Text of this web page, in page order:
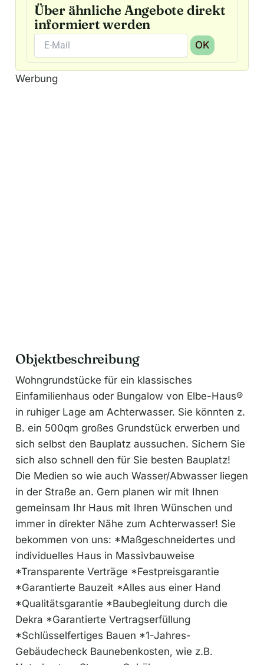
Über ähnliche Angebote direkt
informiert werden
OK
A
l
Werbung
Objektbeschreibung
Wohngrundstücke für ein klassisches
Einfamilienhaus oder Bungalow von Elbe-Haus®
in ruhiger Lage am Achterwasser. Sie könnten z.
B. ein 500qm großes Grundstück erwerben und
sich selbst den Bauplatz aussuchen. Sichern Sie
sich also schnell den für Sie besten Bauplatz!
Die Medien so wie auch Wasser/Abwasser liegen
in der Straße an. Gern planen wir mit Ihnen
gemeinsam Ihr Haus mit Ihren Wünschen und
immer in direkter Nähe zum Achterwasser! Sie
bekommen von uns: *Maßgeschneidertes und
individuelles Haus in Massivbauweise
*Transparente Verträge *Festpreisgarantie
*Garantierte Bauzeit *Alles aus einer Hand
*Qualitätsgarantie *Baubegleitung durch die
Dekra *Garantierte Vertragserfüllung
*Schlüsselfertiges Bauen *1-Jahres-
Gebäudecheck Baunebenkosten, wie z.B.